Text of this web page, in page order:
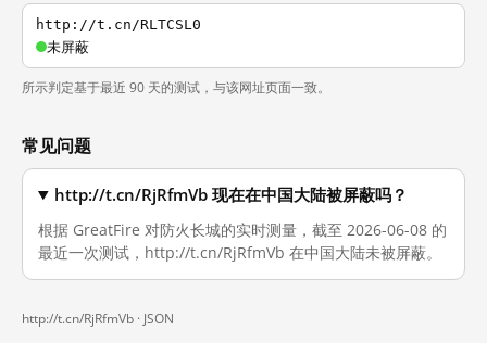
http://t.cn/RLTCSL0
未屏蔽
所示判定基于最近 90 天的测试，与该网址页面一致。
常见问题
http://t.cn/RjRfmVb 现在在中国大陆被屏蔽吗？
根据 GreatFire 对防火长城的实时测量，截至 2026-06-08 的
最近一次测试，http://t.cn/RjRfmVb 在中国大陆未被屏蔽。
http://t.cn/RjRfmVb · JSON